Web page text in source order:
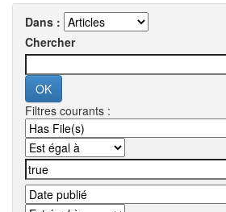
Dans :
Chercher
Filtres courants :